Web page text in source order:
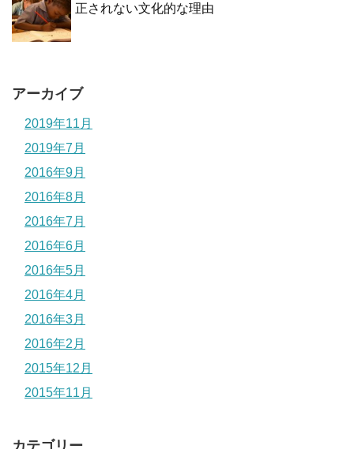
正されない文化的な理由
アーカイブ
2019年11月
2019年7月
2016年9月
2016年8月
2016年7月
2016年6月
2016年5月
2016年4月
2016年3月
2016年2月
2015年12月
2015年11月
カテゴリー